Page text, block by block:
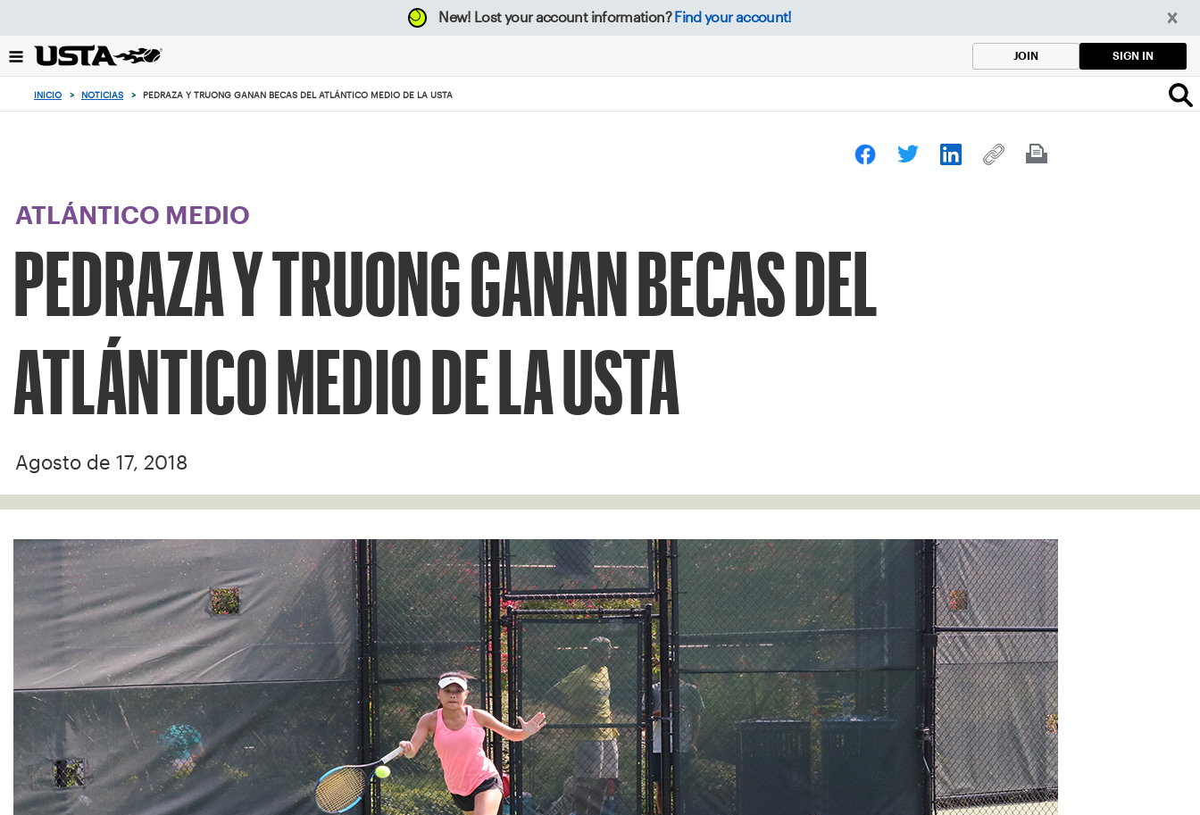
el
botón
New! Lost your account information? Find your account!
JOIN SIGN IN
INICIO > NOTICIAS > PEDRAZA Y TRUONG GANAN BECAS DEL ATLÁNTICO MEDIO DE LA USTA
ATLÁNTICO MEDIO
PEDRAZA Y TRUONG GANAN BECAS DEL
ATLÁNTICO MEDIO DE LA USTA
Agosto de 17, 2018